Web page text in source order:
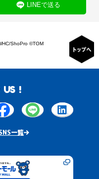
LINEで送る
ShoPro ©TOM
!
一覧